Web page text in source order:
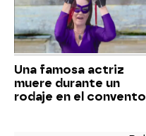
Una famosa actriz
muere durante un
rodaje en el convento